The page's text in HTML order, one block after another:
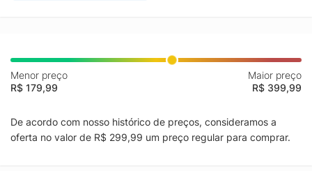
Menor preço
R$ 179,99
Maior preço
R$ 399,99
De acordo com nosso histórico de preços, consideramos a
oferta no valor de R$ 299,99 um preço regular para comprar.